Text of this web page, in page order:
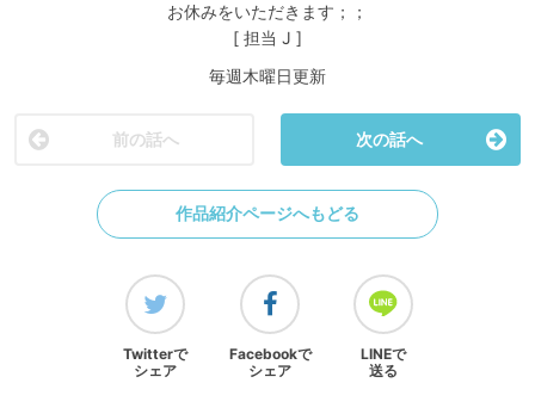
お休みをいただきます；；
[ 担当 J ]
毎週木曜日更新
前の話へ 次の話へ
作品紹介ページへもどる
Twitterで
シェア
Facebookで
シェア
LINEで
送る